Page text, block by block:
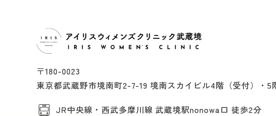
〒180-0023
東京都武蔵野市境南町2-7-19 境南スカイビル4階（受付）・5
JR中央線・西武多摩川線 武蔵境駅nonowa口 徒歩2分